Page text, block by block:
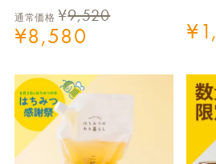
通常価格 ¥9,520
¥8,580 ¥